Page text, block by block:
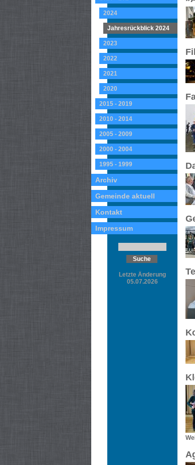
2024
Jahresrückblick 2024
2023
2022
2021
2020
2015 - 2019
2010 - 2014
2005 - 2009
2000 - 2004
1995 - 1999
Archiv
Gemeinde aktuell
Kontakt
Impressum
Letzte Änderung
05.07.2026